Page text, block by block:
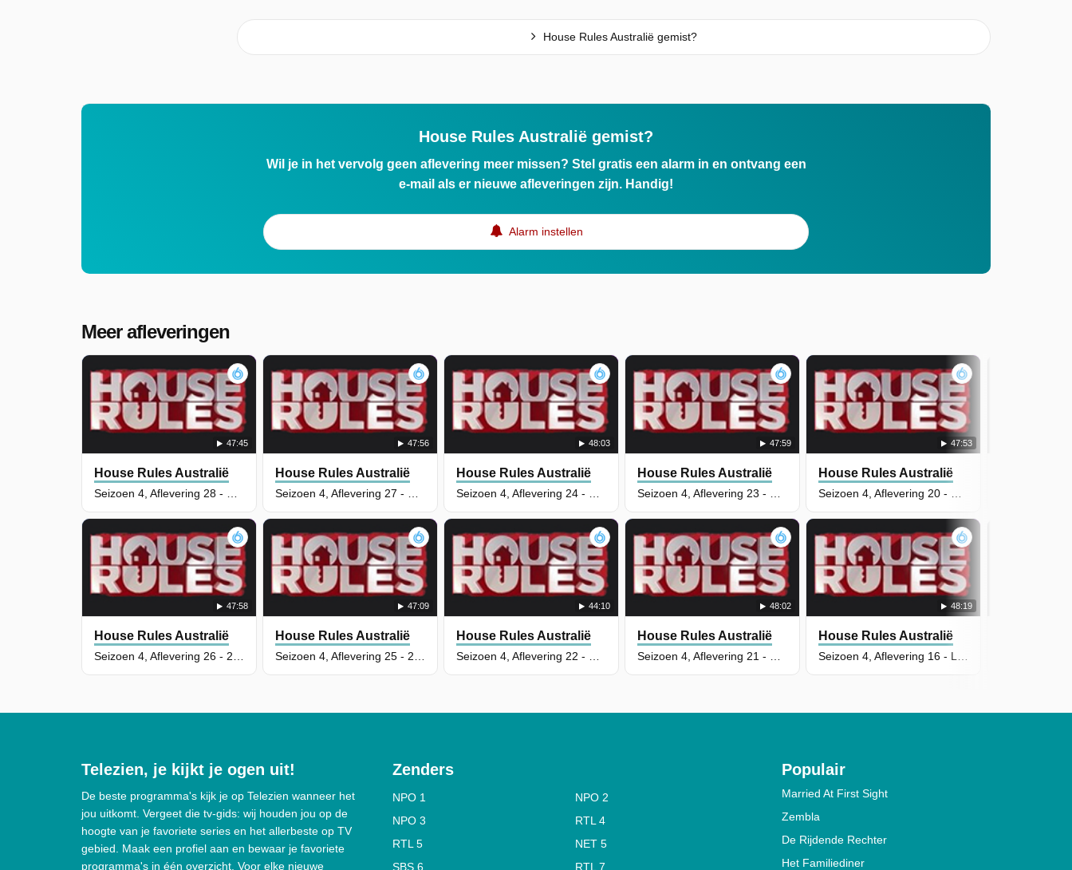
House Rules Australië gemist?
House Rules Australië gemist?
Wil je in het vervolg geen aflevering meer missen? Stel gratis een alarm in en ontvang een
e-mail als er nieuwe afleveringen zijn. Handig!
Alarm instellen
Meer afleveringen
47:45
House Rules Australië
47:56
House Rules Australië
47:58
House Rules Australië
47:09
House Rules Australië
48:03
House Rules Australië
47:59
House Rules Australië
44:10
House Rules Australië
48:02
House Rules Australië
47:53
House Rules Australië
48:19
House Rules Australië
Telezien, je kijkt je ogen uit!
De beste programma's kijk je op Telezien wanneer het
jou uitkomt. Vergeet die tv-gids: wij houden jou op de
hoogte van je favoriete series en het allerbeste op TV
gebied. Maak een profiel aan en bewaar je favoriete
programma's in één overzicht. Voor elke nieuwe
Zenders
NPO 1
NPO 2
NPO 3
RTL 4
RTL 5
NET 5
SBS 6
RTL 7
Populair
Married At First Sight
Zembla
De Rijdende Rechter
Het Familiediner